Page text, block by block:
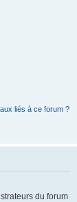
liés à ce forum ?
du forum